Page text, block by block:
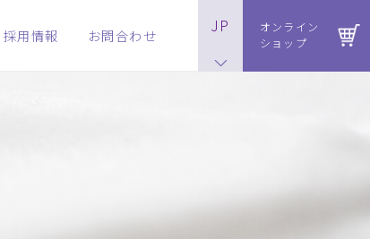
採用情報 お問合わせ JP
オンライン
ショップ